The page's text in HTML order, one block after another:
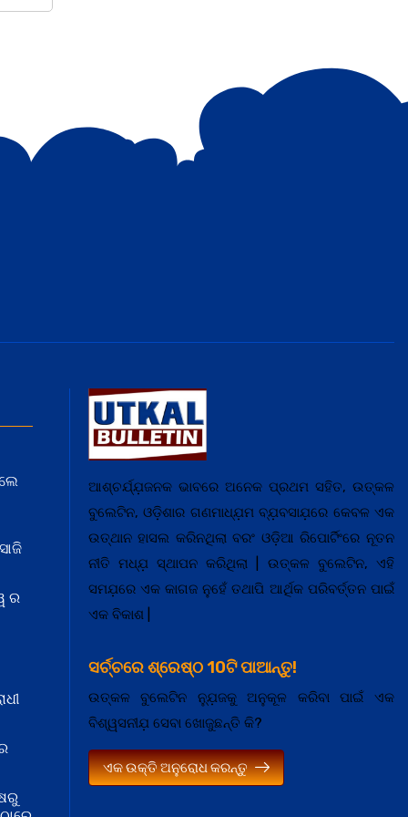
ର
ଆଶ୍ଚର୍ଯ୍ଯ଼ଜନକ ଭାବରେ ଅନେକ ପ୍ରଥମ ସହିତ, ଉତ୍କଳ
ବୁଲେଟିନ, ଓଡ଼ିଶାର ଗଣମାଧ୍ଯ଼ମ ବ୍ଯ଼ବସାଯ଼ରେ କେବଳ ଏକ
ଉତ୍ଥାନ ହାସଲ କରିନଥିଲା ବରଂ ଓଡ଼ିଆ ରିପୋର୍ଟିଂରେ ନୂତନ
ନୀତି ମଧ୍ଯ଼ ସ୍ଥାପନ କରିଥିଲା | ଉତ୍କଳ ବୁଲେଟିନ, ଏହି
ସମଯ଼ରେ ଏକ କାଗଜ ନୁହେଁ ତଥାପି ଆର୍ଥିକ ପରିବର୍ତ୍ତନ ପାଇଁ
ଏକ ବିକାଶ |
ସର୍ଚ୍ଚରେ ଶ୍ରେଷ୍ଠ 10ଟି ପାଆନ୍ତୁ!
ଉତ୍କଳ ବୁଲେଟିନ ନ୍ଯ଼ୁଜକୁ ଅନୁକୂଳ କରିବା ପାଇଁ ଏକ
ବିଶ୍ୱସନୀଯ଼ ସେବା ଖୋଜୁଛନ୍ତି କି?
ଏକ ଉକ୍ତି ଅନୁରୋଧ କରନ୍ତୁ